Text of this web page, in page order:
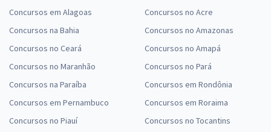
Concursos em Alagoas
Concursos na Bahia
Concursos no Ceará
Concursos no Maranhão
Concursos na Paraíba
Concursos em Pernambuco
Concursos no Piauí
Concursos no Acre
Concursos no Amazonas
Concursos no Amapá
Concursos no Pará
Concursos em Rondônia
Concursos em Roraima
Concursos no Tocantins